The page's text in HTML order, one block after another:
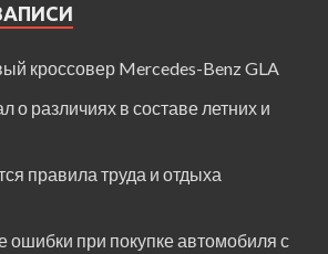
кроссовер Mercedes-Benz GLA
о различиях в составе летних и
правила труда и отдыха
ошибки при покупке автомобиля с